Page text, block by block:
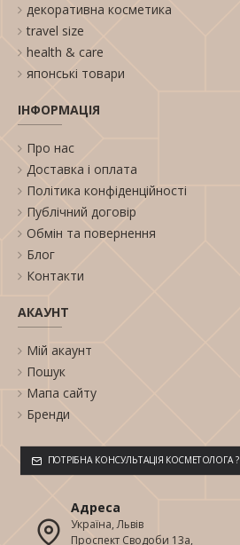
декоративна косметика
travel size
health & care
японські товари
ІНФОРМАЦІЯ
Про нас
Доставка і оплата
Політика конфіденційності
Публічний договір
Обмін та повернення
Блог
Контакти
АКАУНТ
Мій акаунт
Пошук
Мапа сайту
Бренди
ПОТРІБНА КОНСУЛЬТАЦІЯ КОСМЕТОЛОГА ?
Адреса
Україна, Львів
Проспект Сводоби 13а,